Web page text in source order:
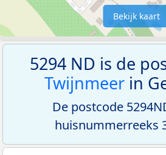
Bekijk kaart
5294 ND is de
Twijnmeer in
De postcode
huisnummerreeks